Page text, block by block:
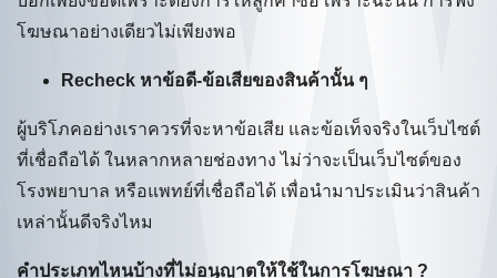
โฆษณาอย่างเดียวไม่เพียงพอ
Recheck หาข้อดี-ข้อเสียของสินค้านั้น ๆ
ผู้บริโภคอย่างเราควรที่จะหาข้อเสีย และข้อเท็จจริงในเว็บไซต์
ที่เชื่อถือได้ ในหลากหลายช่องทาง ไม่ว่าจะเป็นเว็บไซต์ของ
โรงพยาบาล หรือแพทย์ที่เชื่อถือได้ เพื่อนำมาประเมินว่าสินค้า
เหล่านั้นดีจริงไหม
คำประเภทไหนบ้างที่ไม่อนุญาตให้ใช้ในการโฆษณา ?